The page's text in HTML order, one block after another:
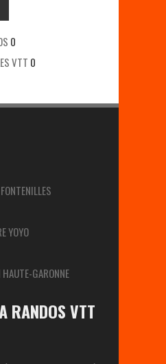
0
VTT 0
YOYO
GARONNE
RANDOS VTT